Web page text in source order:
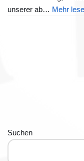
unserer ab… Mehr
Suchen